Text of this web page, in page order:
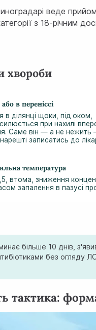
веде
з 18-річним
хвороби
в переніссі
в ділянці щоки, під оком,
при нахилі
Саме він — а не нежить
записатись до
температура
втома, зниження
запалення в пазусі
більше 10 днів,
без огляду
тактика: